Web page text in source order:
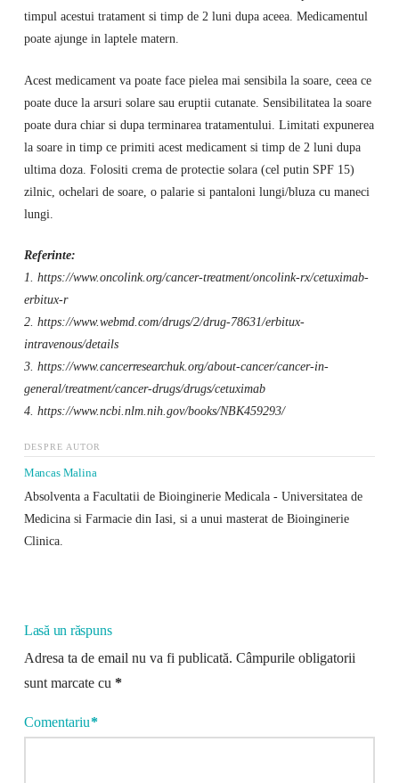
timpul acestui tratament si timp de 2 luni dupa aceea. Medicamentul
poate ajunge in laptele matern.
Acest medicament va poate face pielea mai sensibila la soare, ceea ce
poate duce la arsuri solare sau eruptii cutanate. Sensibilitatea la soare
poate dura chiar si dupa terminarea tratamentului. Limitati expunerea
la soare in timp ce primiti acest medicament si timp de 2 luni dupa
ultima doza. Folositi crema de protectie solara (cel putin SPF 15)
zilnic, ochelari de soare, o palarie si pantaloni lungi/bluza cu maneci
lungi.
Referinte:
1. https://www.oncolink.org/cancer-treatment/oncolink-rx/cetuximab-
erbitux-r
2. https://www.webmd.com/drugs/2/drug-78631/erbitux-
intravenous/details
3. https://www.cancerresearchuk.org/about-cancer/cancer-in-
general/treatment/cancer-drugs/drugs/cetuximab
4. https://www.ncbi.nlm.nih.gov/books/NBK459293/
DESPRE AUTOR
Mancas Malina
Absolventa a Facultatii de Bioinginerie Medicala - Universitatea de
Medicina si Farmacie din Iasi, si a unui masterat de Bioinginerie
Clinica.
Lasă un răspuns
Adresa ta de email nu va fi publicată. Câmpurile obligatorii
sunt marcate cu *
Comentariu*